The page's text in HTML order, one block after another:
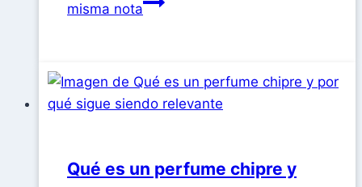
misma nota
Qué es un perfume chipre y